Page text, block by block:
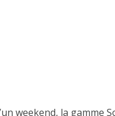
weekend, la gamme